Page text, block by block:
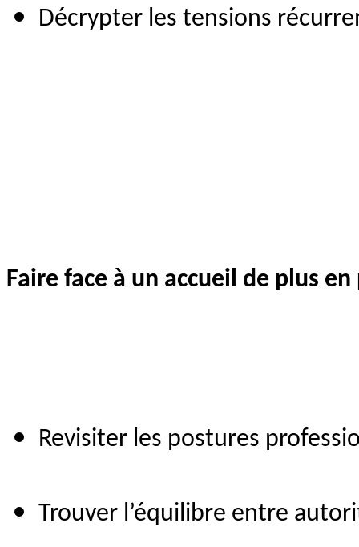
Décrypter les tensions
Faire face à un accueil de plus
Revisiter les postures
Trouver l’équilibre entre